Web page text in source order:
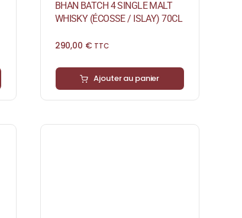
BHAN BATCH 4 SINGLE MALT
WHISKY (ÉCOSSE / ISLAY) 70CL
290,00 € TTC
Ajouter au panier